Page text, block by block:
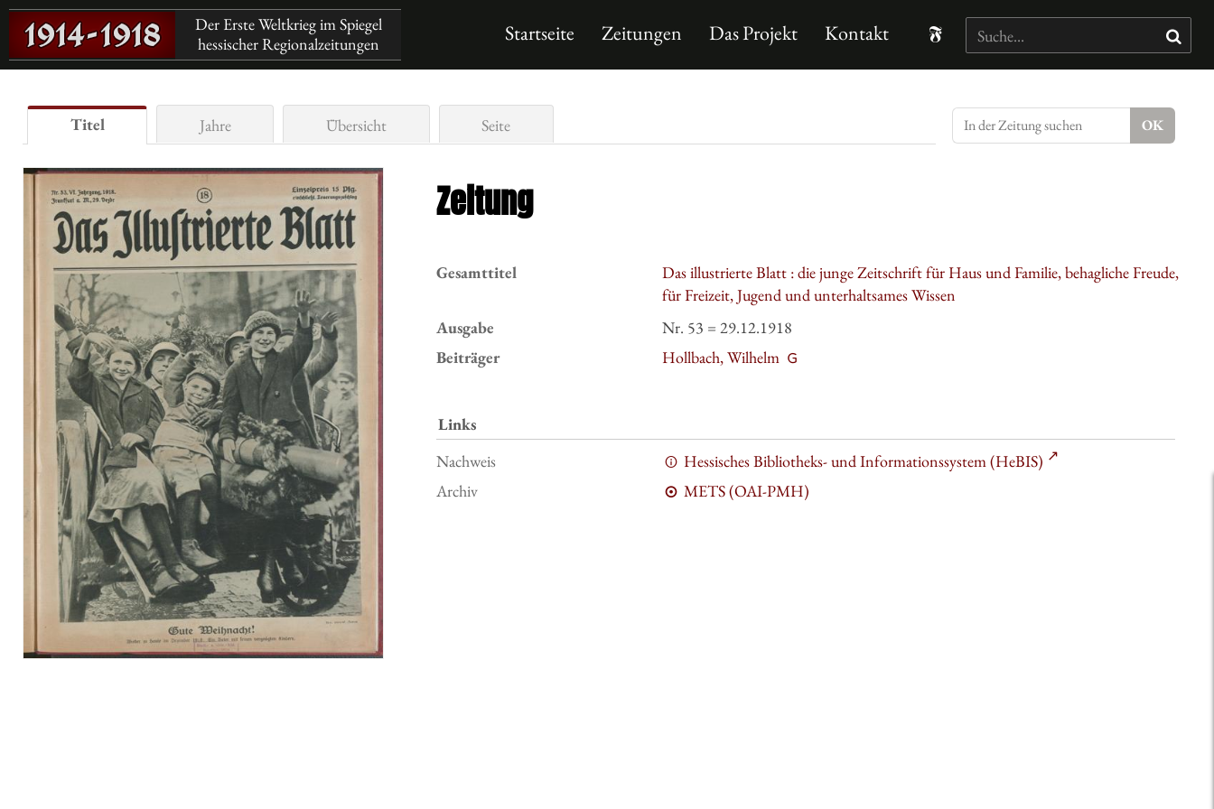
Der Erste Weltkrieg im Spiegel
hessischer Regionalzeitungen
Startseite Zeitungen Das Projekt Kontakt
Titel Jahre Übersicht Seite
Zeitung
Gesamttitel
Das illustrierte Blatt : die junge Zeitschrift für Haus und Familie, behagliche Freude,
für Freizeit, Jugend und unterhaltsames Wissen
Ausgabe
Nr. 53 = 29.12.1918
Beiträger
Hollbach, Wilhelm
Links
Nachweis
Hessisches Bibliotheks- und Informationssystem (HeBIS)
Archiv
METS (OAI-PMH)